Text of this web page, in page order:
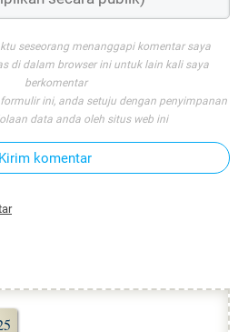
seseorang menanggapi komentar saya
di dalam browser ini untuk lain kali saya
berkomentar
ini, anda setuju dengan penyimpanan
data anda oleh situs web ini
Kirim komentar